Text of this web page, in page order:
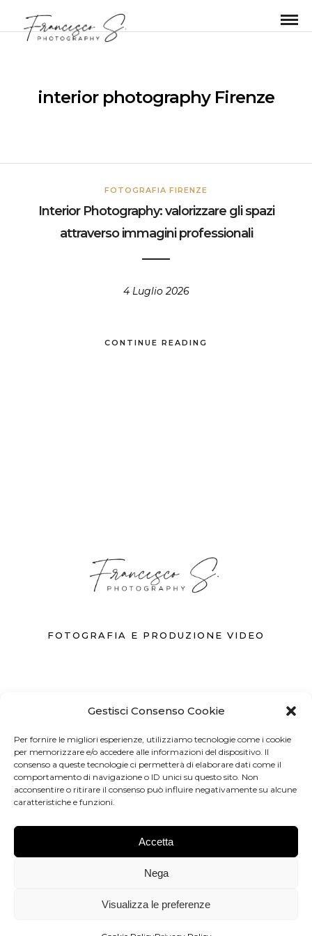
Gestisci Consenso Cookie
Per fornire le migliori esperienze, utilizziamo tecnologie come i cookie
per memorizzare e/o accedere alle informazioni del dispositivo. Il
consenso a queste tecnologie ci permetterà di elaborare dati come il
comportamento di navigazione o ID unici su questo sito. Non
acconsentire o ritirare il consenso può influire negativamente su alcune
caratteristiche e funzioni.
Accetta
Nega
Visualizza le preferenze
interior photography Firenze
FOTOGRAFIA FIRENZE
Interior Photography: valorizzare gli spazi
attraverso immagini professionali
4 Luglio 2026
CONTINUE READING
FOTOGRAFIA E PRODUZIONE VIDEO
371 3742262
INFO@FOTOGRAFO.FIRENZE.IT
FIRENZE
Dimmi di più
© 2024. Developed by WebX.it - P.Iva 07089510486